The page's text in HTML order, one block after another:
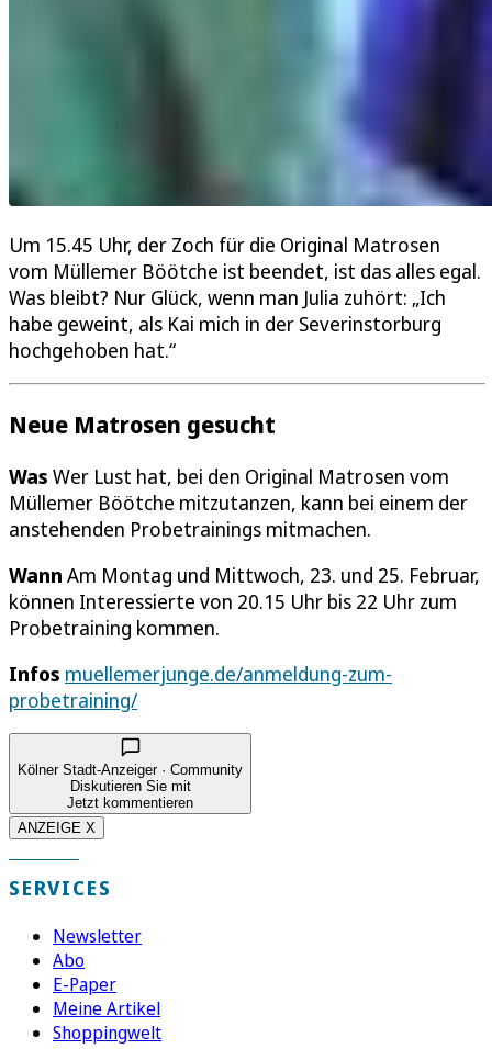
Um 15.45 Uhr, der Zoch für die Original Matrosen
vom Müllemer Böötche ist beendet, ist das alles egal.
Was bleibt? Nur Glück, wenn man Julia zuhört: „Ich
habe geweint, als Kai mich in der Severinstorburg
hochgehoben hat.“
Neue Matrosen gesucht
Was Wer Lust hat, bei den Original Matrosen vom
Müllemer Böötche mitzutanzen, kann bei einem der
anstehenden Probetrainings mitmachen.
Wann Am Montag und Mittwoch, 23. und 25. Februar,
können Interessierte von 20.15 Uhr bis 22 Uhr zum
Probetraining kommen.
Infos muellemerjunge.de/anmeldung-zum-
probetraining/
Kölner Stadt-Anzeiger · Community
Diskutieren Sie mit
Jetzt kommentieren
ANZEIGE X
SERVICES
Newsletter
Abo
E-Paper
Meine Artikel
Shoppingwelt